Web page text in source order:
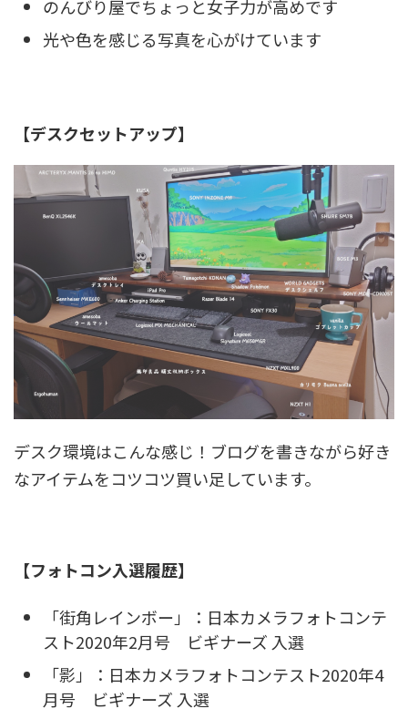
のんびり屋でちょっと女子力が高めです
光や色を感じる写真を心がけています
【デスクセットアップ】
デスク環境はこんな感じ！ブログを書きながら好き
なアイテムをコツコツ買い足しています。
【フォトコン入選履歴】
「街角レインボー」：日本カメラフォトコンテ
スト2020年2月号 ビギナーズ 入選
「影」：日本カメラフォトコンテスト2020年4
月号 ビギナーズ 入選